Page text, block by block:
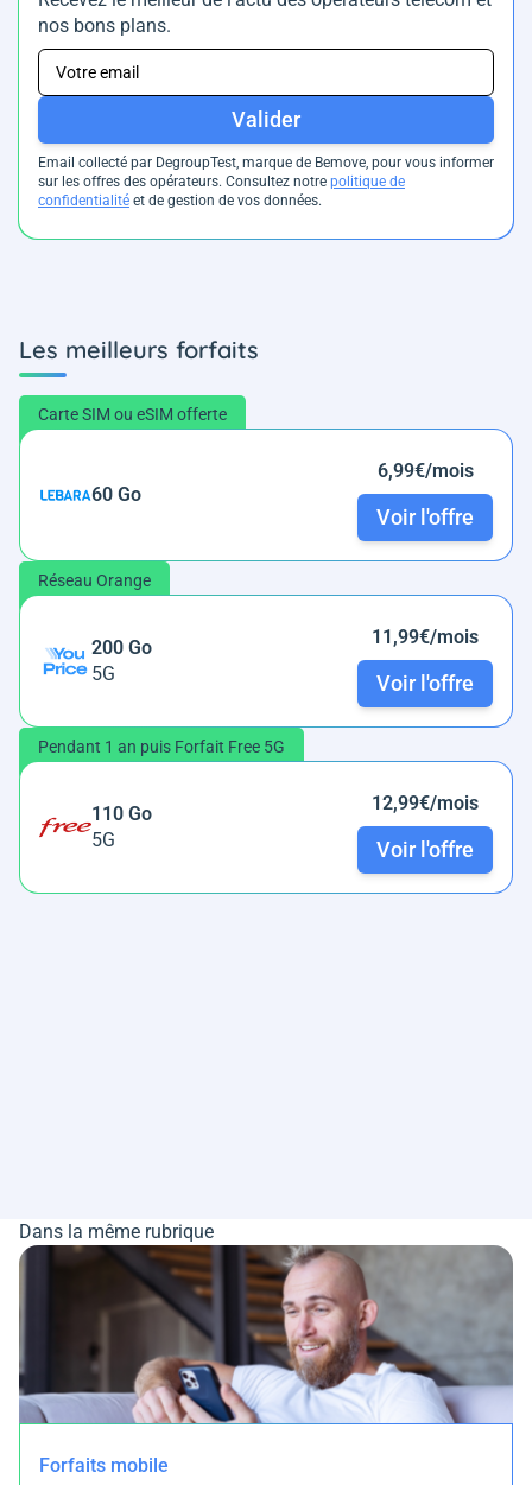
nos bons plans.
Valider
Email collecté par DegroupTest, marque de Bemove, pour vous informer
sur les offres des opérateurs. Consultez notre politique de
confidentialité et de gestion de vos données.
Les meilleurs forfaits
Carte SIM ou eSIM offerte
60 Go
6,99€/mois
Voir l'offre
Réseau Orange
200 Go
5G
11,99€/mois
Voir l'offre
Pendant 1 an puis Forfait Free 5G
110 Go
5G
12,99€/mois
Voir l'offre
Dans la même rubrique
Forfaits mobile